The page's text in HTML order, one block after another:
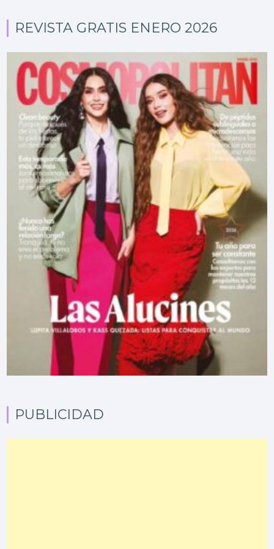
REVISTA GRATIS ENERO 2026
PUBLICIDAD